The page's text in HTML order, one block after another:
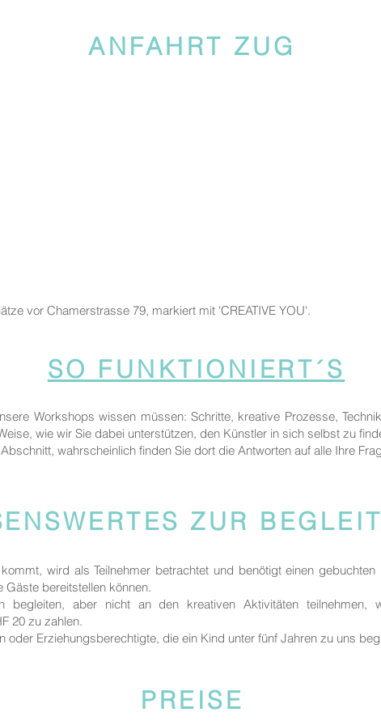
ANFAHRT ZUG
vor Chamerstrasse 79, markiert mit 'CREATIVE YOU'.
SO FUNKTIONIERT´S
Workshops wissen müssen: Schritte, kreative Prozesse,
wie wir Sie dabei unterstützen, den Künstler in sich selbst zu
wahrscheinlich finden Sie dort die Antworten auf alle Ihre
ZUR
wird als Teilnehmer betrachtet und benötigt einen
Gäste bereitstellen können.
begleiten, aber nicht an den kreativen Aktivitäten teilnehmen,
20 zu zahlen.
oder Erziehungsberechtigte, die ein Kind unter fünf Jahren zu uns
PREISE